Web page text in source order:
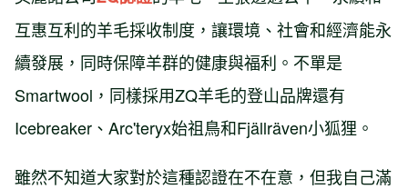
互惠互利的羊毛採收制度，讓環境、社會和經濟能永
續發展，同時保障羊群的健康與福利。不單是
Smartwool，同樣採用ZQ羊毛的登山品牌還有
Icebreaker、Arc'teryx始祖鳥和Fjällräven小狐狸。
雖然不知道大家對於這種認證在不在意，但我自己滿